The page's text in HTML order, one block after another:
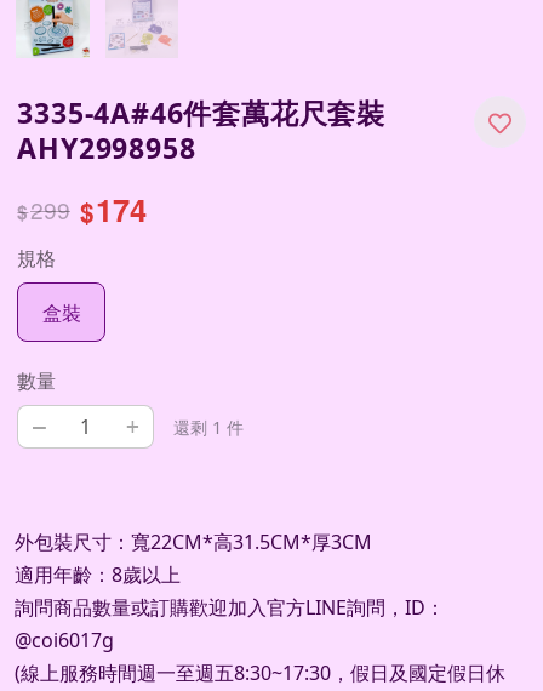
3335-4A#46件套萬花尺套裝
AHY2998958
$299 $174
規格
盒裝
數量
– + 還剩 1 件
外包裝尺寸：寬22CM*高31.5CM*厚3CM
適用年齡：8歲以上
詢問商品數量或訂購歡迎加入官方LINE詢問， ID ：
@coi6017g
(線上服務時間週一至週五8:30~17:30 ，假日及國定假日休